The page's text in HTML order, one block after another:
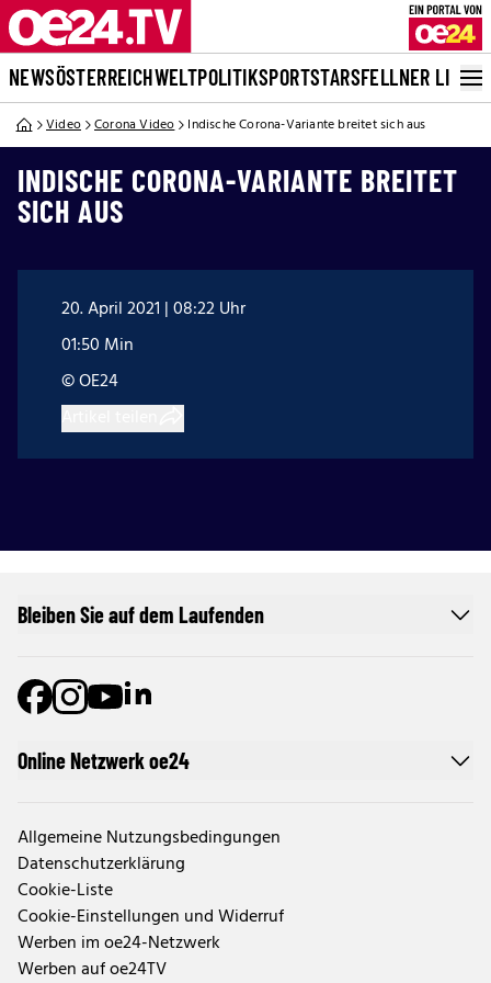
NEWSÖSTERREICHWELTPOLITIKSPORTSTARSFELLNER LIVE
Video Corona Video Indische Corona-Variante breitet sich aus
INDISCHE CORONA-VARIANTE BREITET
SICH AUS
20. April 2021 | 08:22 Uhr
01:50 Min
© OE24
Online Netzwerk oe24
Allgemeine Nutzungsbedingungen
Datenschutzerklärung
Cookie-Liste
Cookie-Einstellungen und Widerruf
Werben im oe24-Netzwerk
Werben auf oe24TV
Bleiben Sie auf dem Laufenden